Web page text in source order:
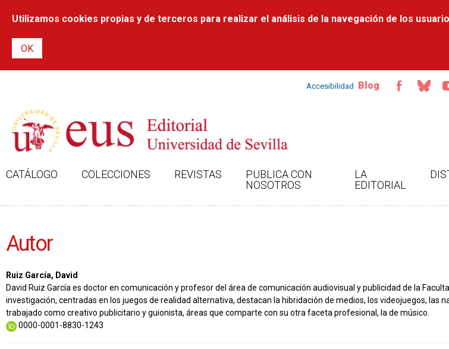
contenido
Utilizamos cookies propias y de terceros para realizar el análisis de la navegación de los
Accesibilidad Blog
CATÁLOGO COLECCIONES REVISTAS
PUBLICA CON
NOSOTROS
LA
EDITORIAL
Autor
Ruiz García, David
David Ruiz García es doctor en comunicación y profesor del área de comunicación audiovisual y publicidad de la
investigación, centradas en los juegos de realidad alternativa, destacan la hibridación de medios, los videojuegos,
trabajado como creativo publicitario y guionista, áreas que comparte con su otra faceta profesional, la de músico.
0000-0001-8830-1243